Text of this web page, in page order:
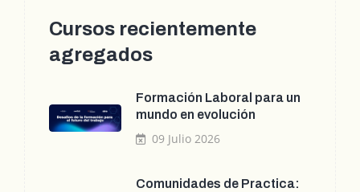
Cursos recientemente
agregados
Formación Laboral para un
mundo en evolución
09 Julio 2026
Comunidades de Practica: